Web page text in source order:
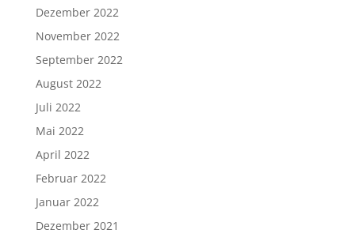
Dezember 2022
November 2022
September 2022
August 2022
Juli 2022
Mai 2022
April 2022
Februar 2022
Januar 2022
Dezember 2021